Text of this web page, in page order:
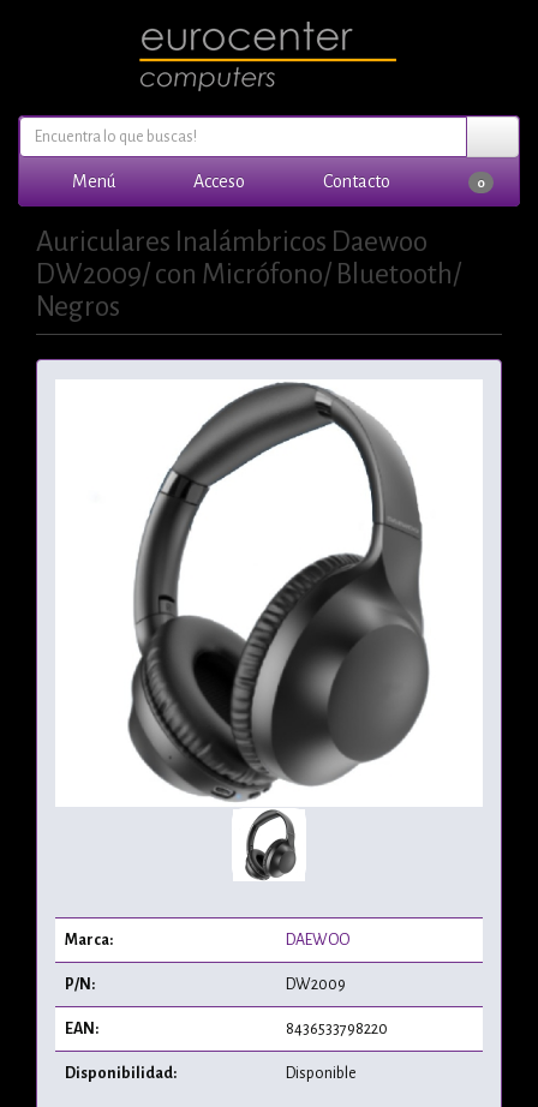
Menú Acceso Contacto 0
Auriculares Inalámbricos Daewoo
DW2009/ con Micrófono/ Bluetooth/
Negros
Marca: DAEWOO
P/N: DW2009
EAN: 8436533798220
Disponibilidad: Disponible